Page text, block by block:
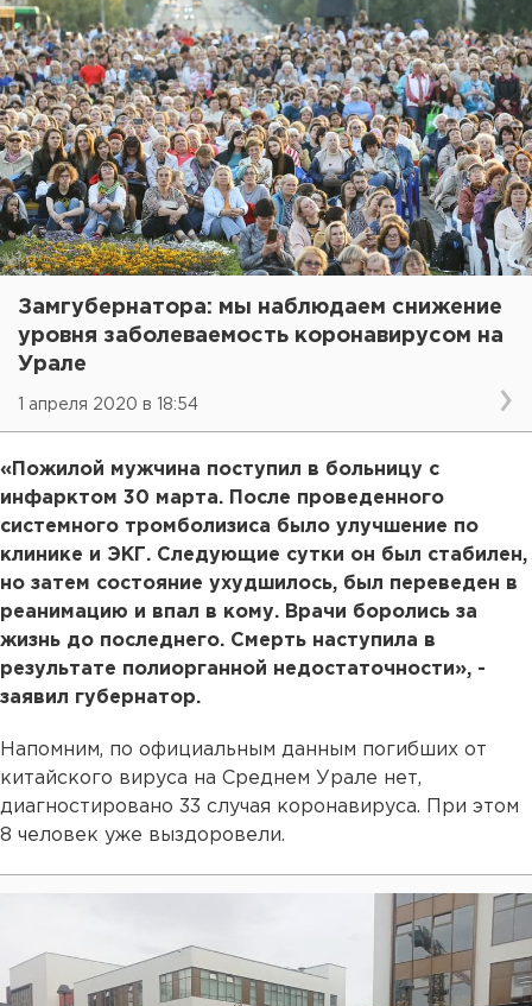
Замгубернатора: мы наблюдаем снижение
уровня заболеваемость коронавирусом на
Урале
1 апреля 2020 в 18:54
«Пожилой мужчина поступил в больницу c
инфарктом 30 марта. После проведенного
системного тромболизиса было улучшение по
клинике и ЭКГ. Следующие сутки он был стабилен,
но затем состояние ухудшилось, был переведен в
реанимацию и впал в кому. Врачи боролись за
жизнь до последнего. Смерть наступила в
результате полиорганной недостаточности», -
заявил губернатор.
Напомним, по официальным данным погибших от
китайского вируса на Среднем Урале нет,
диагностировано 33 случая коронавируса. При этом
8 человек уже выздоровели.